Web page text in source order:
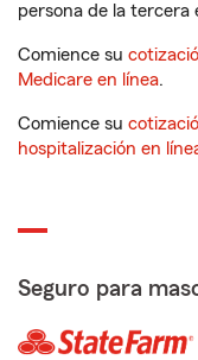
persona de la tercera
Comience su
Medicare en línea.
Comience su
hospitalización en
Seguro para